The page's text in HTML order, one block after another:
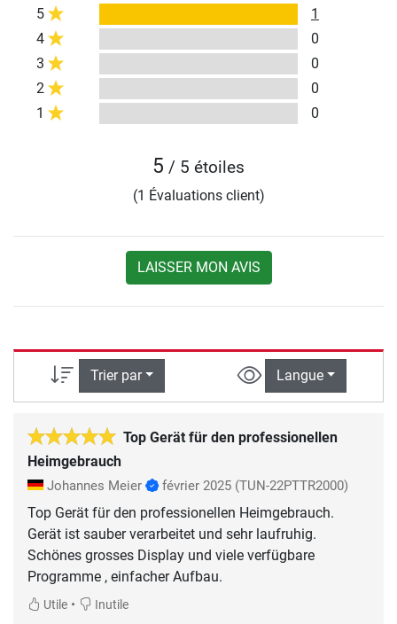
5
1
4
0
3
0
2
0
1
0
5 / 5 étoiles
(1 Évaluations client)
LAISSER MON AVIS
Trier par Langue
Top Gerät für den professionellen
Heimgebrauch
Johannes Meier février 2025 (TUN-22PTTR2000)
Top Gerät für den professionellen Heimgebrauch.
Gerät ist sauber verarbeitet und sehr laufruhig.
Schönes grosses Display und viele verfügbare
Programme , einfacher Aufbau.
Utile • Inutile